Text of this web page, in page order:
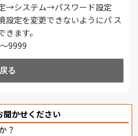
→システム→パスワード設定
設定を変更できないようにパ ス
ます。
9999
戻る
聞かせください
？